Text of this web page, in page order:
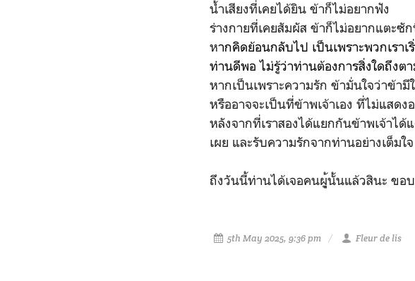
น้ำเสียงที่เคยได้ยิน ข้าก็ไม่อยากฟัง
ร่างกายที่เคยสัมผัส ข้าก็ไม่อยากแตะซั
หากคิดย้อนกลับไป เป็นเพราะพวกเรา
ท่านดีพอ ไม่รู้ว่าท่านต้องการสิ่งใดถึงต
หากเป็นเพราะความรัก ข้ามั่นใจว่าข้า
หรืออาจจะเป็นที่ข้าพเจ้าเอง ที่ไม่แสด
หลังจากที่เราสองได้แยกกันข้าพเจ้าไ
เผย และรับความรักจากท่านอย่างเต็มใจ
ถึงวันนี้ท่านได้เจอคนผุู้นั้นแล้วสินะ ขอ
5th May 2025, 9:36 pm Fleur de lis